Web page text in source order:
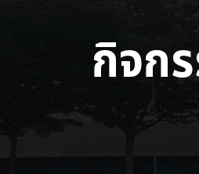
กิจก